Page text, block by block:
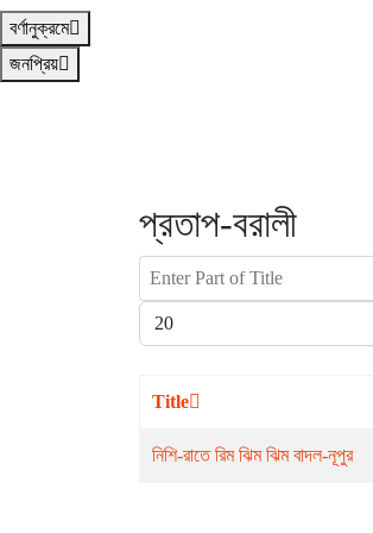
বর্ণানুক্রমে
জনপ্রিয়
প্রতাপ-বরালী
Enter Part of Title
Display #
Title
নিশি-রাতে রিম ঝিম ঝিম বাদল-নূপুর